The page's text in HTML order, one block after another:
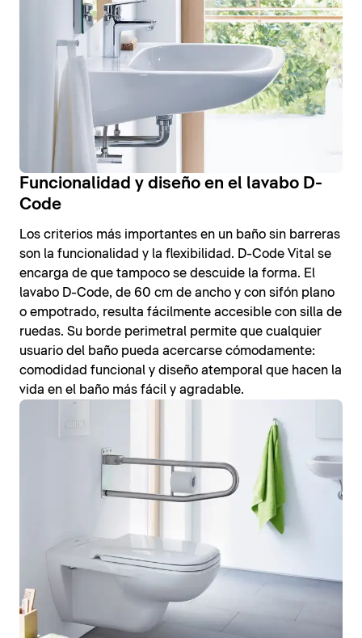
Funcionalidad y diseño en el lavabo D-
Code
Los criterios más importantes en un baño sin barreras
son la funcionalidad y la flexibilidad. D-Code Vital se
encarga de que tampoco se descuide la forma. El
lavabo D-Code, de 60 cm de ancho y con sifón plano
o empotrado, resulta fácilmente accesible con silla de
ruedas. Su borde perimetral permite que cualquier
usuario del baño pueda acercarse cómodamente:
comodidad funcional y diseño atemporal que hacen la
vida en el baño más fácil y agradable.